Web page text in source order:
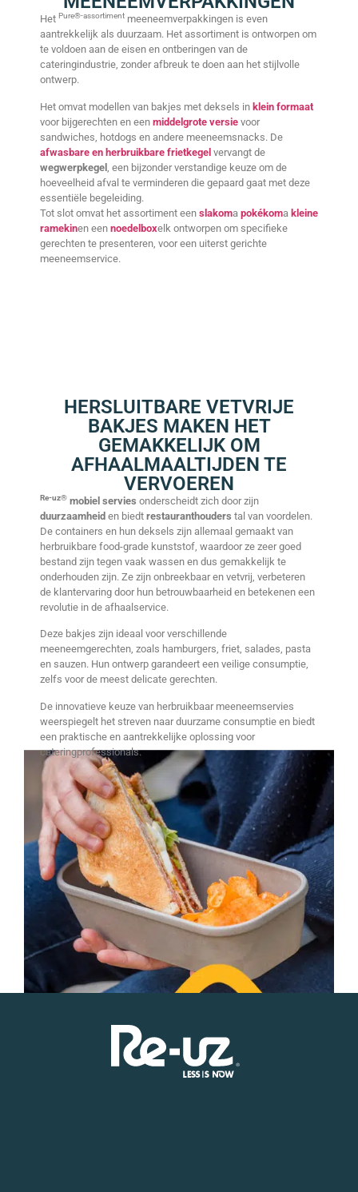
Het Pure®-assortiment meeneemverpakkingen is even
aantrekkelijk als duurzaam. Het assortiment is ontworpen om
te voldoen aan de eisen en ontberingen van de
cateringindustrie, zonder afbreuk te doen aan het stijlvolle
ontwerp.
Het omvat modellen van bakjes met deksels in klein formaat
voor bijgerechten en een middelgrote versie voor
sandwiches, hotdogs en andere meeneemsnacks. De
afwasbare en herbruikbare frietkegel vervangt de
wegwerpkegel , een bijzonder verstandige keuze om de
hoeveelheid afval te verminderen die gepaard gaat met deze
essentiële begeleiding.
Tot slot omvat het assortiment een slakoma pokékoma kleine
ramekinen een noedelboxelk ontworpen om specifieke
gerechten te presenteren, voor een uiterst gerichte
meeneemservice.
HERSLUITBARE VETVRIJE
BAKJES MAKEN HET
GEMAKKELIJK OM
AFHAALMAALTIJDEN TE
VERVOEREN
Re-uz® mobiel servies onderscheidt zich door zijn
duurzaamheid en biedt restauranthouders tal van voordelen.
De containers en hun deksels zijn allemaal gemaakt van
herbruikbare food-grade kunststof, waardoor ze zeer goed
bestand zijn tegen vaak wassen en dus gemakkelijk te
onderhouden zijn. Ze zijn onbreekbaar en vetvrij, verbeteren
de klantervaring door hun betrouwbaarheid en betekenen een
revolutie in de afhaalservice.
Deze bakjes zijn ideaal voor verschillende
meeneemgerechten, zoals hamburgers, friet, salades, pasta
en sauzen. Hun ontwerp garandeert een veilige consumptie,
zelfs voor de meest delicate gerechten.
De innovatieve keuze van herbruikbaar meeneemservies
weerspiegelt het streven naar duurzame consumptie en biedt
een praktische en aantrekkelijke oplossing voor
cateringprofessionals.